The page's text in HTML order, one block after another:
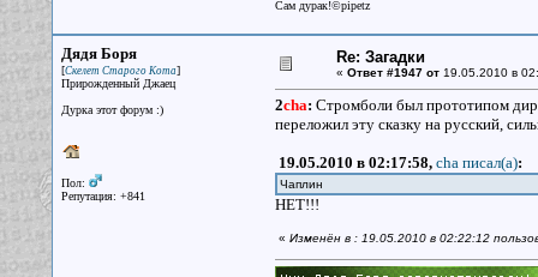
Сам дурак!©pipetz
Дядя Боря
[Скелет Старого Кота]
Прирожденный Джаец
Дурка этот форум :)
Пол:
Репутация: +841
Re: Загадки
« Ответ #1947 от19.05.2010 в
2cha: Стромболи был прототипом
переложил эту сказку на русский,
19.05.2010 в 02:17:58, cha писал(a):
Чаплин
НЕТ!!!
« Изменён в : 19.05.2010 в 02:22:12